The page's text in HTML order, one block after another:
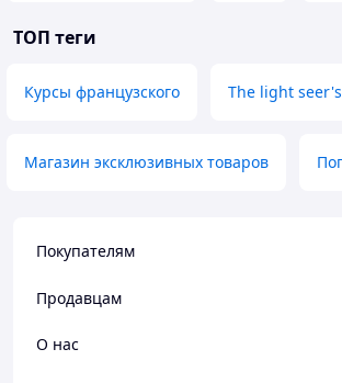
ТОП теги
Курсы французского The light
Магазин эксклюзивных товаров
Покупателям
Продавцам
О нас